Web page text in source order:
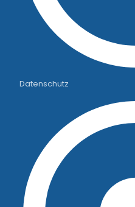
Datenschutz